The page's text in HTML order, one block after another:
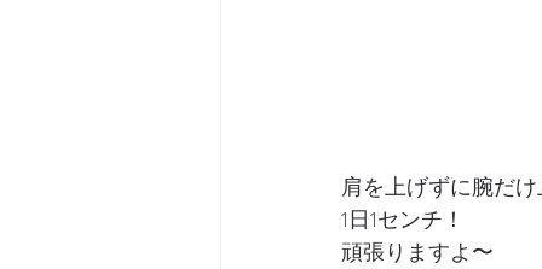
肩を上げずに腕だ
1日1センチ！
頑張りますよ〜